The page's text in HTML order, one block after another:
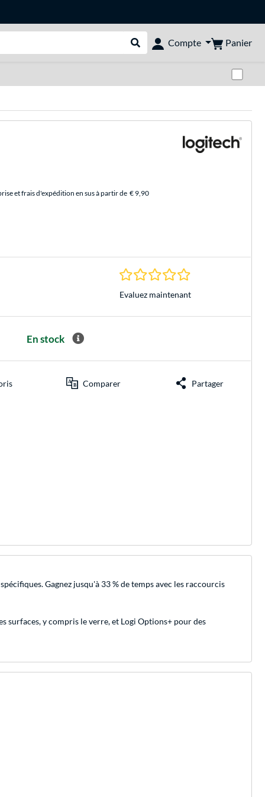
Rechercher dans le shop
Compte Panier
et frais d'expédition en sus à partir de € 9,90
0.0 Étoiles à 0
Evaluez maintenant
En stock
Comparer Partager
Gagnez jusqu'à 33 % de temps avec les raccourcis
surfaces, y compris le verre, et Logi Options+ pour des